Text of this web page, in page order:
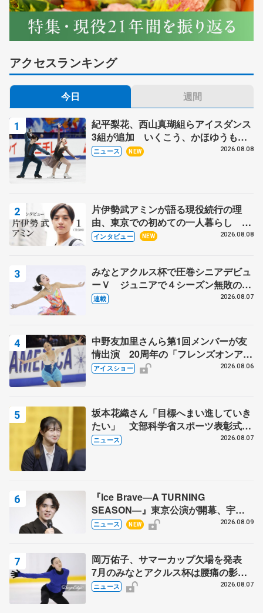
アクセスランキング
今日 週間
紀平梨花、西山真瑚組らアイスダンス
3組が追加 いくこう、かほゆうも、
木下グループ杯
ニュース NEW 2026.08.08
片伊勢武アミンが語る現役続行の理
由、東京での初めての一人暮らし 注
目スケーターの「今」に迫る
インタビュー NEW 2026.08.08
みなとアクルス杯で圧巻シニアデビュ
ーＶ ジュニアで４シーズン無敗の島
田麻央
連載 2026.08.07
中野友加里さんら第1回メンバーが友
情出演 20周年の「フレンズオンアイ
ス」 宮本賢二さん、有川梨絵さん、
アイスショー 2026.08.06
坂本花織さん「目標へまい進していき
たい」 文部科学省スポーツ表彰式で
代表謝辞
ニュース 2026.08.07
『Ice Brave―A TURNING
SEASON―』東京公演が開幕、宇野
昌磨の『Ice Brave』にかける思いを
ニュース NEW 2026.08.09
岡万佑子、サマーカップ欠場を発表
7月のみなとアクルス杯は腰痛の影響
で
ニュース 2026.08.07